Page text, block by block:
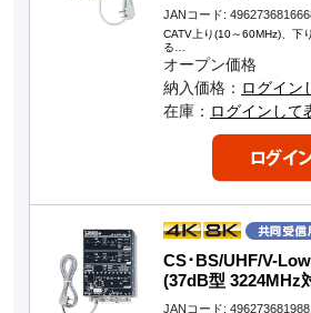
JANコード:
CATV上り(10～60MHz)、下
る…
オープン価格
納入価格： ログイン
在庫： ログインして
CS･BS/UHF/V-
(37dB型 3224MHz
JANコード: